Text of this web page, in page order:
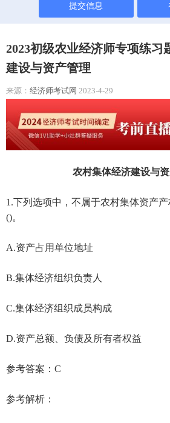
提交信息
2023初级农业经济师专项练习
建设与资产管理
来源： 经济师考试网 2023-4-29
农村集体经济建设与
1.下列选项中，不属于农村集体资产
()。
A.资产占用单位地址
B.集体经济组织负责人
C.集体经济组织成员构成
D.资产总额、负债及所有者权益
参考答案：C
参考解析：